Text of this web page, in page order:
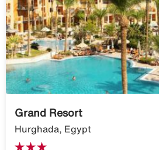
Grand Resort
Hurghada, Egypt